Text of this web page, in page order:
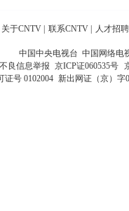
关于CNTV 联系CNTV 人才招聘
中国中央电视台 中国网络电
良信息举报 京ICP证060535号
证号 0102004 新出网证（京）